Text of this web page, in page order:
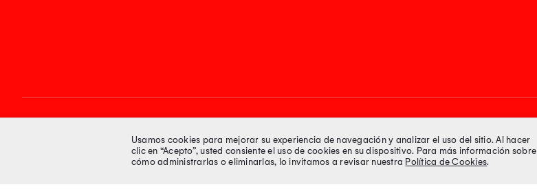
Síguenos en Medios de pago
Usamos cookies para mejorar su experiencia de navegación y analizar el uso del sitio. Al hacer
clic en “Acepto”, usted consiente el uso de cookies en su dispositivo. Para más información sobre
cómo administrarlas o eliminarlas, lo invitamos a revisar nuestra Política de Cookies.